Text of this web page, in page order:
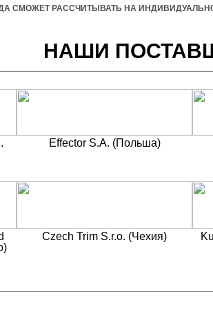
СМОЖЕТ РАССЧИТЫВАТЬ НА
НАШИ
Effector S.A. (Польша)
Czech Trim S.r.o. (Чехия)